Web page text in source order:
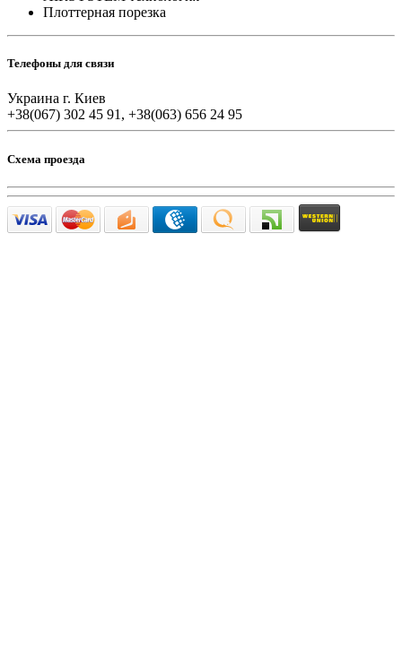
Плоттерная порезка
Телефоны для связи
Украина г. Киев
+38(067) 302 45 91, +38(063) 656 24 95
Схема проезда